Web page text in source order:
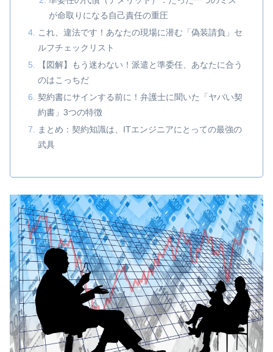
が命取りになる自己責任の重圧
これ、違法です！あなたの現場に潜む「偽装請負」セ
ルフチェックリスト
【図解】もう迷わない！派遣と準委任、あなたに合う
のはこっちだ
契約書にサインする前に！弁護士に聞いた「ヤバい契
約書」3つの特徴
まとめ：契約知識は、ITエンジニアにとっての最強の
武具